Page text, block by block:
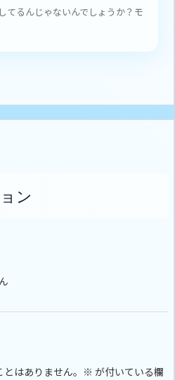
てるんじゃないんでしょうか？モ
ン
はありません。 ※ が付いている欄